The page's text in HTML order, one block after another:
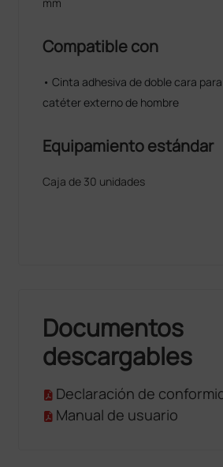
Compatible con
• Cinta adhesiva de doble cara
catéter externo de hombre
Equipamiento estándar
Caja de 30 unidades
Documentos
descargables
Declaración de
Manual de usuario